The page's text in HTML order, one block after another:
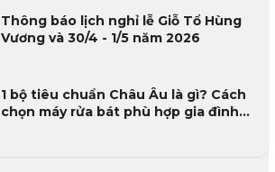
Thông báo lịch nghỉ lễ Giỗ Tổ Hùng
Vương và 30/4 - 1/5 năm 2026
1 bộ tiêu chuẩn Châu Âu là gì? Cách
chọn máy rửa bát phù hợp gia đình